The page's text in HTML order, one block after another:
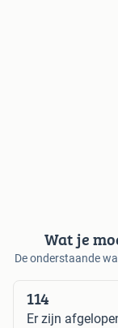
Wat je
De onderstaande
114
Er zijn